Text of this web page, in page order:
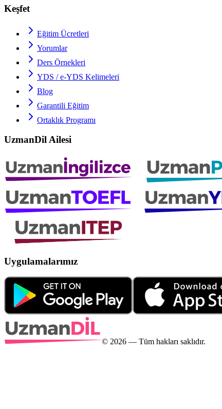
Keşfet
Eğitim Ücretleri
Yorumlar
Ders Örnekleri
YDS / e-YDS Kelimeleri
Blog
Garantili Eğitim
Ortaklık Programı
UzmanDil Ailesi
Uygulamalarımız
© 2026 — Tüm hakları saklıdır.